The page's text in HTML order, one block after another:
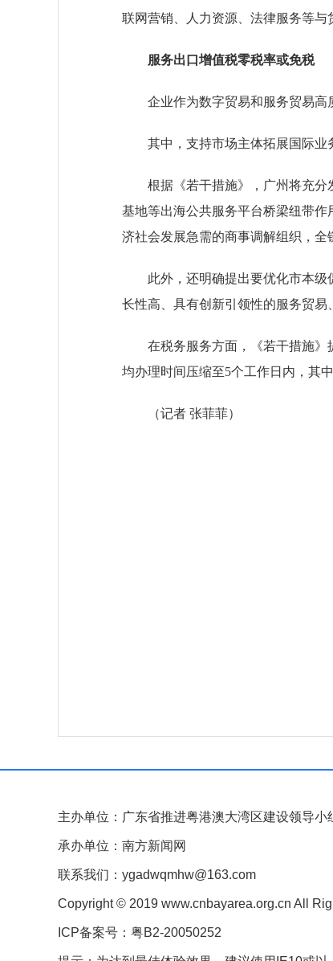
联网营销、人力资源、法律服务等与
服务出口增值税零税率或免税
企业作为数字贸易和服务贸易高质
其中，支持市场主体拓展国际业务
根据《若干措施》，广州将充分发
基地等出海公共服务平台桥梁纽带
济社会发展急需的商事调解组织，全
此外，还明确提出要优化市本级促
长性高、具有创新引领性的服务贸易
在税务服务方面，《若干措施》提
均办理时间压缩至5个工作日内，其
（记者 张菲菲）
主办单位：广东省推进粤港澳大湾区建设领导小
承办单位：南方新闻网
联系我们：ygadwqmhw@163.com
Copyright © 2019 www.cnbayarea.org.cn All
ICP备案号：粤B2-20050252